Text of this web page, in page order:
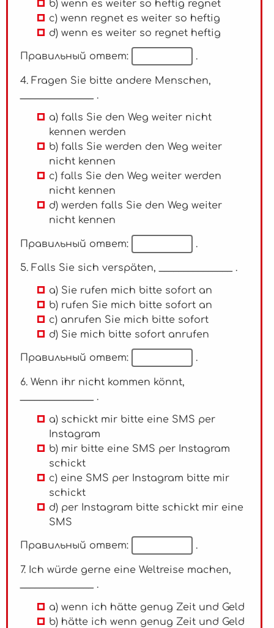
b) wenn es weiter so heftig regnet
c) wenn regnet es weiter so heftig
d) wenn es weiter so regnet heftig
Правильный ответ: .
4. Fragen Sie bitte andere Menschen,
_______________ .
a) falls Sie den Weg weiter nicht
kennen werden
b) falls Sie werden den Weg weiter
nicht kennen
c) falls Sie den Weg weiter werden
nicht kennen
d) werden falls Sie den Weg weiter
nicht kennen
Правильный ответ: .
5. Falls Sie sich verspäten, _______________ .
a) Sie rufen mich bitte sofort an
b) rufen Sie mich bitte sofort an
c) anrufen Sie mich bitte sofort
d) Sie mich bitte sofort anrufen
Правильный ответ: .
6. Wenn ihr nicht kommen könnt,
_______________ .
a) schickt mir bitte eine SMS per
Instagram
b) mir bitte eine SMS per Instagram
schickt
c) eine SMS per Instagram bitte mir
schickt
d) per Instagram bitte schickt mir eine
SMS
Правильный ответ: .
7. Ich würde gerne eine Weltreise machen,
_______________ .
a) wenn ich hätte genug Zeit und Geld
b) hätte ich wenn genug Zeit und Geld